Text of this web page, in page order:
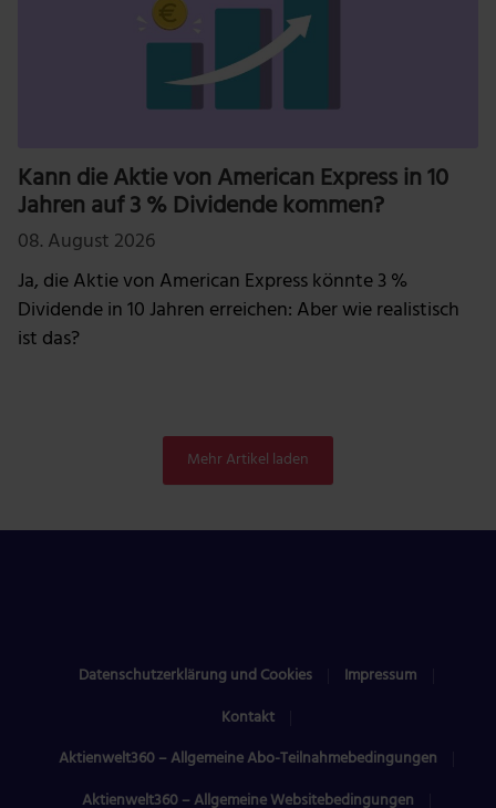
Kann die Aktie von American Express in 10
Jahren auf 3 % Dividende kommen?
08. August 2026
Ja, die Aktie von American Express könnte 3 %
Dividende in 10 Jahren erreichen: Aber wie realistisch
ist das?
Mehr Artikel laden
Datenschutzerklärung und Cookies
Impressum
Kontakt
Aktienwelt360 – Allgemeine Abo-Teilnahmebedingungen
Aktienwelt360 – Allgemeine Websitebedingungen